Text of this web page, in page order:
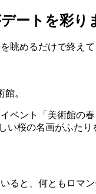
ートを彩り
眺めるだけで終
。
ベント「美術館の
桜の名画がふたり
と、何ともロマ